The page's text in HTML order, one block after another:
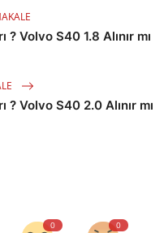
? Volvo S40 1.8 Alınır mı
? Volvo S40 2.0 Alınır mı
0 0